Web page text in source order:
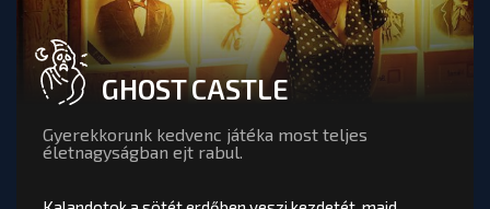
GHOST CASTLE
Gyerekkorunk kedvenc játéka most teljes
életnagyságban ejt rabul.